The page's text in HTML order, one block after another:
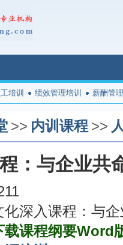
培训 绩效管理培训 薪酬管
>> 内训课程 >>
：与企业共
化深入课程：与
载课程纲要Word